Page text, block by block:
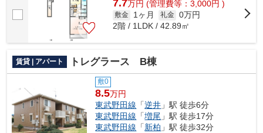
7.7万円 (管理費等：3,000円 )
敷金 1ヶ月 礼金 0万円
2階 / 1LDK / 42.89㎡
賃貸 | アパート トレグラース B棟
敷0
8.5万円
東武野田線 「逆井 」駅 徒歩6分
東武野田線 「増尾 」駅 徒歩17分
東武野田線 「新柏 」駅 徒歩32分